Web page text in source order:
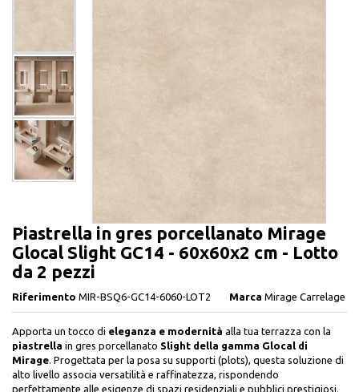
Piastrella in gres porcellanato Mirage
Glocal Slight GC14 - 60x60x2 cm - Lotto
da 2 pezzi
Riferimento MIR-BSQ6-GC14-6060-LOT2 Marca Mirage Carrelage
Apporta un tocco di eleganza e modernità alla tua terrazza con la
piastrella in gres porcellanato Slight della gamma Glocal di
Mirage. Progettata per la posa su supporti (plots), questa soluzione di
alto livello associa versatilità e raffinatezza, rispondendo
perfettamente alle esigenze di spazi residenziali e pubblici prestigiosi.